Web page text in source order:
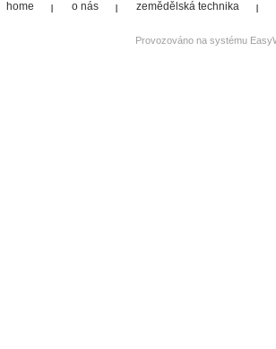
home o nás zemědělská technika
Provozováno na systému